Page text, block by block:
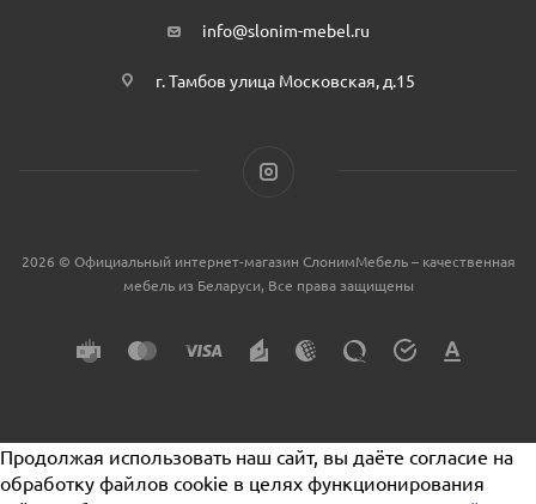
info@slonim-mebel.ru
г. Тамбов улица Московская, д.15
2026 © Официальный интернет-магазин СлонимМебель – качественная
мебель из Беларуси, Все права защищены
Продолжая использовать наш сайт, вы даёте согласие на
обработку файлов cookie в целях функционирования